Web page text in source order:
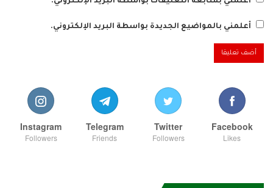
أعلمني بالمواضيع الجديدة بواسطة البريد الإلكتروني.
Facebook
Likes
Twitter
Followers
Telegram
Friends
Instagram
Followers